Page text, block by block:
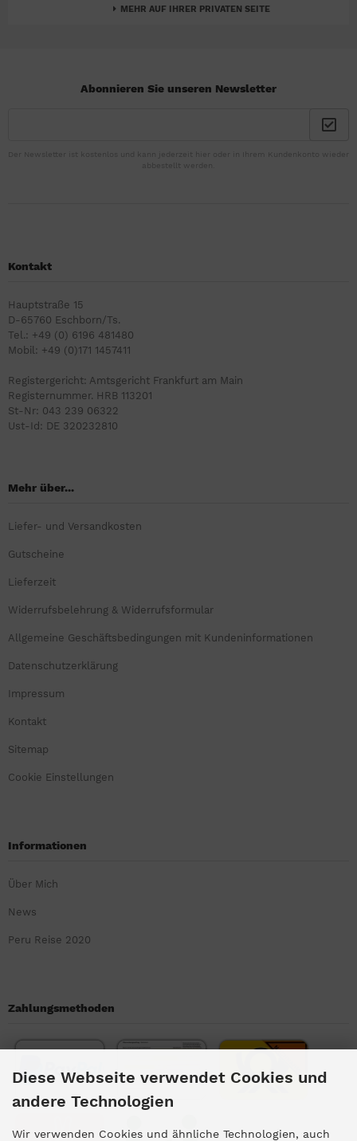
MEHR AUF IHRER PRIVATEN SEITE
Abonnieren Sie unseren Newsletter
Der Newsletter ist kostenlos und kann jederzeit hier oder in Ihrem Kundenkonto wieder
abbestellt werden.
Kontakt
Hauptstraße 15
D-65760 Eschborn/Ts.
Tel.: +49 (0) 6196 481480
Mobil: +49 (0)171 1457411
Registergericht: Amtsgericht Frankfurt am Main
Registernummer. HRB 113201
St-Nr: 043 239 06322
Ust-Id: DE 320232810
Mehr über...
Liefer- und Versandkosten
Gutscheine
Lieferzeit
Widerrufsbelehrung & Widerrufsformular
Allgemeine Geschäftsbedingungen mit Kundeninformationen
Datenschutzerklärung
Impressum
Kontakt
Sitemap
Cookie Einstellungen
Informationen
Über Mich
News
Peru Reise 2020
Zahlungsmethoden
Diese Webseite verwendet Cookies und
andere Technologien
Wir verwenden Cookies und ähnliche Technologien, auch